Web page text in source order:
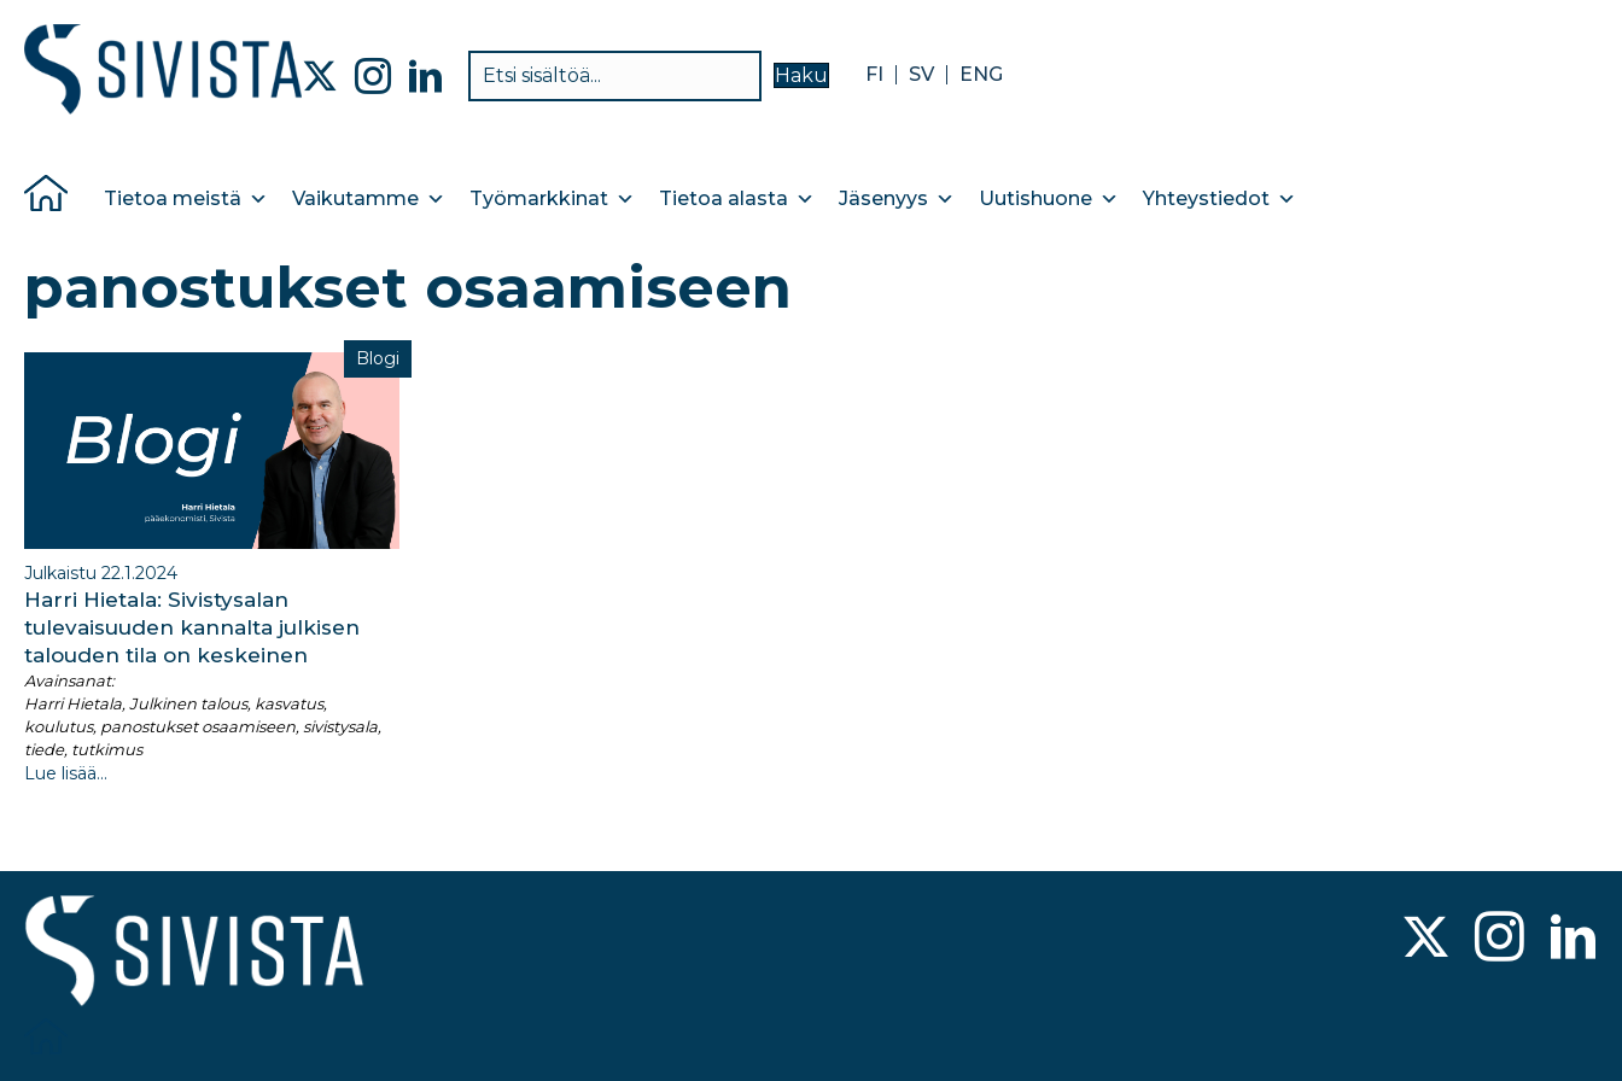
Haku FI SV ENG
Tietoa meistä Vaikutamme Työmarkkinat Tietoa alasta Jäsenyys Uutishuone Yhteystiedot
panostukset osaamiseen
Blogi
Julkaistu 22.1.2024
Harri Hietala: Sivistysalan
tulevaisuuden kannalta julkisen
talouden tila on keskeinen
Avainsanat:
Harri Hietala, Julkinen talous, kasvatus,
koulutus, panostukset osaamiseen, sivistysala,
tiede, tutkimus
Lue lisää...